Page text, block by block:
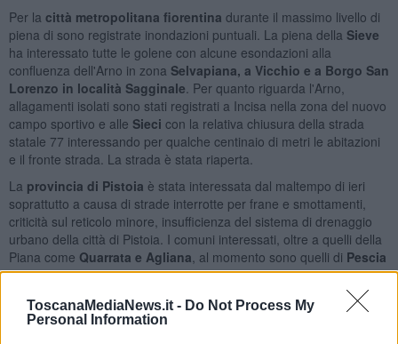
ToscanaMediaNews.it - Do Not Process My
Personal Information
Per la città metropolitana fiorentina durante il massimo livello di
piena di sono registrate inondazioni puntuali. La piena della Sieve
ha interessato tutte le golene con alcune esondazioni alla
confluenza dell'Arno in zona Selvapiana, a Vicchio e a Borgo San
Lorenzo in località Sagginale . Per quanto riguarda l'Arno,
allagamenti isolati sono stati registrati a Incisa nella zona del nuovo
campo sportivo e alle Sieci con la relativa chiusura della strada
statale 77 interessando per qualche centinaio di metri le abitazioni
e il fronte strada. La strada è stata riaperta.
La provincia di Pistoia è stata interessata dal maltempo di ieri
soprattutto a causa di strade interrotte per frane e smottamenti,
criticità sul reticolo minore, insufficienza del sistema di drenaggio
urbano della città di Pistoia. I comuni interessati, oltre a quelli della
Piana come Quarrata e Agliana , al momento sono quelli di Pescia
e Serravalle. Per quanto riguarda l'Ombrone, non ha evidenziato
Querciola.